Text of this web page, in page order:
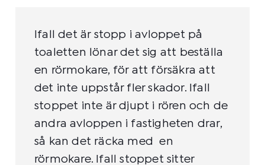
Ifall det är stopp i avloppet på
toaletten lönar det sig att beställa
en rörmokare, för att försäkra att
det inte uppstår fler skador. Ifall
stoppet inte är djupt i rören och de
andra avloppen i fastigheten drar,
så kan det räcka med en
rörmokare. Ifall stoppet sitter